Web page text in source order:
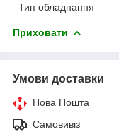
Тип обладнання
Приховати
Умови доставки
Нова Пошта
Самовивіз